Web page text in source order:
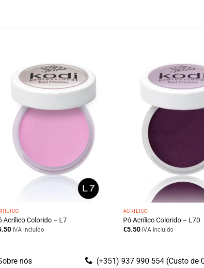
Acrílico Colorido – L7
IVA incluido
ACRÍLICO
Pó Acrílico Colorido – L70
€5.50 IVA incluido
nós (+351) 937 990 554 (Custo de